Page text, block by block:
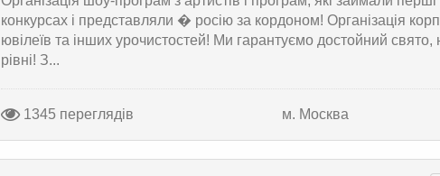
конкурсах і представляли � росію за кордоном! Організація
ювілеїв та інших урочистостей! Ми гарантуємо достойний
рівні! З...
1345 переглядів м. Москва